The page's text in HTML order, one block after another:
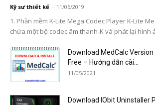
Kỹ sư thiết kế - 11/06/2019
1. Phần mềm K-Lite Mega Codec Player K-Lite
chứa một bộ codec âm thanh-K và phát lại hình
Download MedCalc Version
Free – Hướng dẫn cài...
11/05/2021
Download IObit Uninstaller